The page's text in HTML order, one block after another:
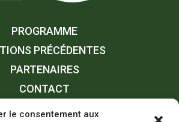
le consentement aux
PROGRAMME
PRÉCÉDENTES
PARTENAIRES
CONTACT